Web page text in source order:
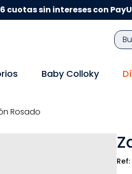
cuotas sin intereses con
Baby Colloky
Rosado
TÉRMINOS MÁS BUSCADOS